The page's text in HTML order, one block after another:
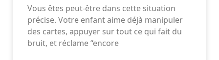
Vous êtes peut-être dans cette situation
précise. Votre enfant aime déjà manipuler
des cartes, appuyer sur tout ce qui fait du
bruit, et réclame “encore